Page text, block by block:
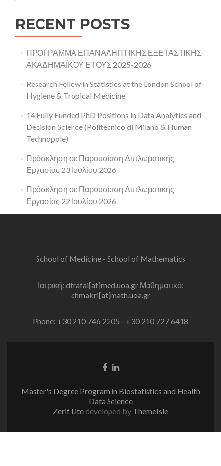
RECENT POSTS
ΠΡΟΓΡΑΜΜΑ ΕΠΑΝΑΛΗΠΤΙΚΗΣ ΕΞΕΤΑΣΤΙΚΗΣ
ΑΚΑΔΗΜΑΪΚΟΥ ΕΤΟΥΣ 2025-2026
Research Fellow in Statistics at the London School of
Hygiene & Tropical Medicine
14 Fully Funded PhD Positions in Data Analytics and
Decision Science (Politecnico di Milano & Human
Technopole)
Πρόσκληση σε Παρουσίαση Διπλωματικής
Εργασίας 23 Ιουλίου 2026
Πρόσκληση σε Παρουσίαση Διπλωματικής
Εργασίας 22 Ιουλίου 2026
School of Medicine - School of Mathematics
Ιατρική: dtrafai[at]med.uoa.gr Μαθηματικό:
chmakri[at]math.uoa.gr
Phone: +30 210 746 2205 - +30 210 727 6418
Facebook
Linkedin
Master's Degree Program in Biostatistics and Health
Data Science
Zerif Lite developed by ThemeIsle